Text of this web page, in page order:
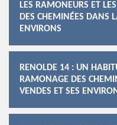
LES RAMONEURS ET
DES CHEMINÉES DANS
ENVIRONS
RENOLDE 14 : UN
RAMONAGE DES
VENDES ET SES